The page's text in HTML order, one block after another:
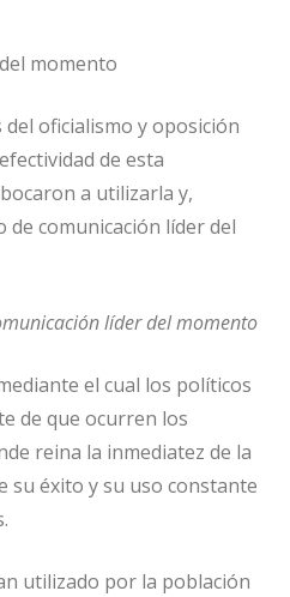
momento
oficialismo y oposición
de esta
a utilizarla y,
de comunicación líder del
líder del momento
el cual los políticos
de que ocurren los
reina la inmediatez de la
su éxito y su uso constante
utilizado por la población